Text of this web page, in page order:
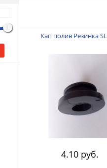
Кап полив Резинка
4.10 руб.